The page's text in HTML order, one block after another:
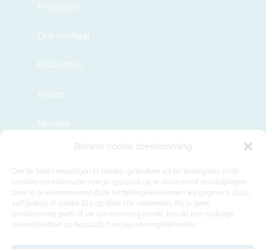
Beheer cookie toestemming
Om de beste ervaringen te bieden, gebruiken wij technologieën zoals
cookies om informatie over je apparaat op te slaan en/of te raadplegen.
Door in te stemmen met deze technologieën kunnen wij gegevens zoals
surfgedrag of unieke ID's op deze site verwerken. Als je geen
toestemming geeft of uw toestemming intrekt, kan dit een nadelige
invloed hebben op bepaalde functies en mogelijkheden.
Projecten
Ons verhaal
Realisaties
Atelier
Nieuws
info@modulehome.be
+32 2 669 36 50